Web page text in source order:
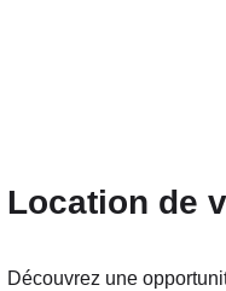
Location de
Découvrez une